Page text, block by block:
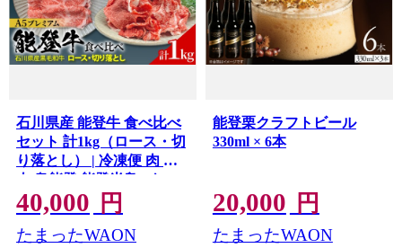
石川県産 能登牛 食べ比べ
セット 計1kg（ロース・切
り落とし） | 冷凍便 肉 牛
肉 奥能登 能登半島 1キロ
国産 切落し ロース ブラン
ド牛 和牛 黒毛和種 黒毛和
牛
40,000 円
たまったWAON
能登栗クラフトビール
330ml × 6本
20,000 円
たまったWAON